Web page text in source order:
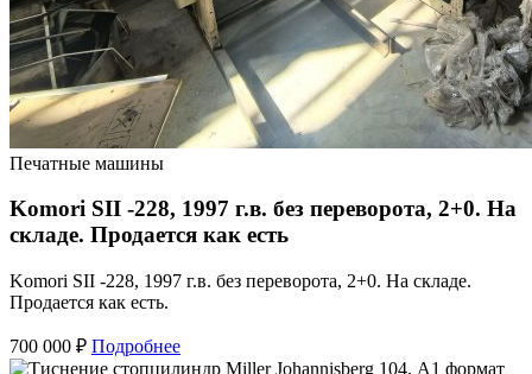
Печатные машины
Komori SII -228, 1997 г.в. без переворота, 2+0. На
складе. Продается как есть
Komori SII -228, 1997 г.в. без переворота, 2+0. На складе.
Продается как есть.
700 000 ₽ Подробнее